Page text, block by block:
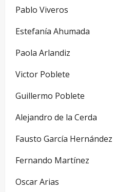
Pablo Viveros
Estefanía Ahumada
Paola Arlandiz
Victor Poblete
Guillermo Poblete
Alejandro de la Cerda
Fausto García Hernández
Fernando Martínez
Oscar Arias